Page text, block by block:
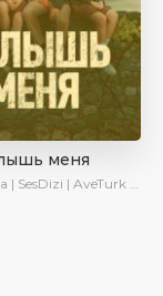
меня
| AveTurk | Turok1990